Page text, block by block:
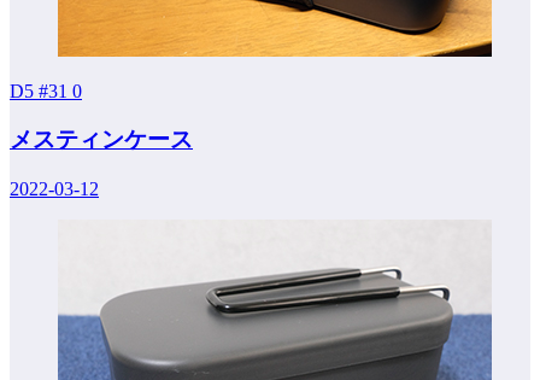
D5 #31 0
メスティンケース
2022-03-12